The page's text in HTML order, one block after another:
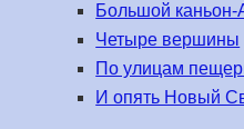
Большой
Четыре вершины
По улицам
И опять Новый